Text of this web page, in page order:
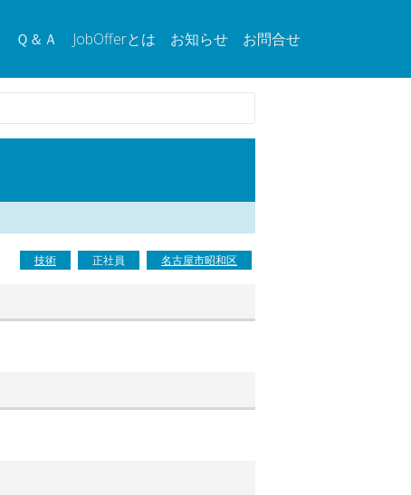
Ｑ＆Ａ JobOfferとは お知らせ お問合せ
技術 正社員 名古屋市昭和区